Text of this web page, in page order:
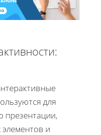
для
презентации,
и